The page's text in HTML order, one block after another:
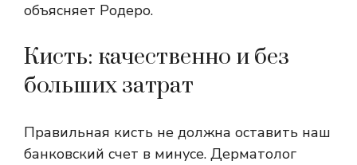
объясняет Родеро.
Кисть: качественно и без
больших затрат
Правильная кисть не должна оставить наш
банковский счет в минусе. Дерматолог